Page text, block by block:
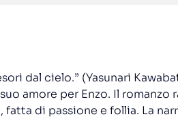
dal cielo.” (Yasunari
amore per Enzo. Il
di passione e follia. La